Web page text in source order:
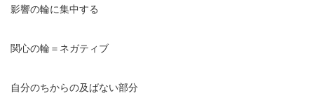
影響の輪に集中する
関心の輪＝ネガティブ
自分のちからの及ばない部分